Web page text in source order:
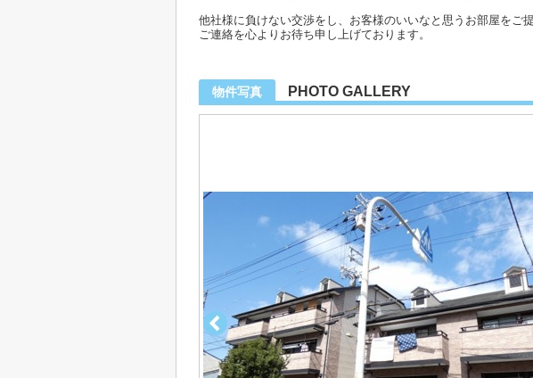
他社様に負けない交渉をし、お客様のいいなと思うお部屋をご
ご連絡を心よりお待ち申し上げております。
物件写真 PHOTO GALLERY